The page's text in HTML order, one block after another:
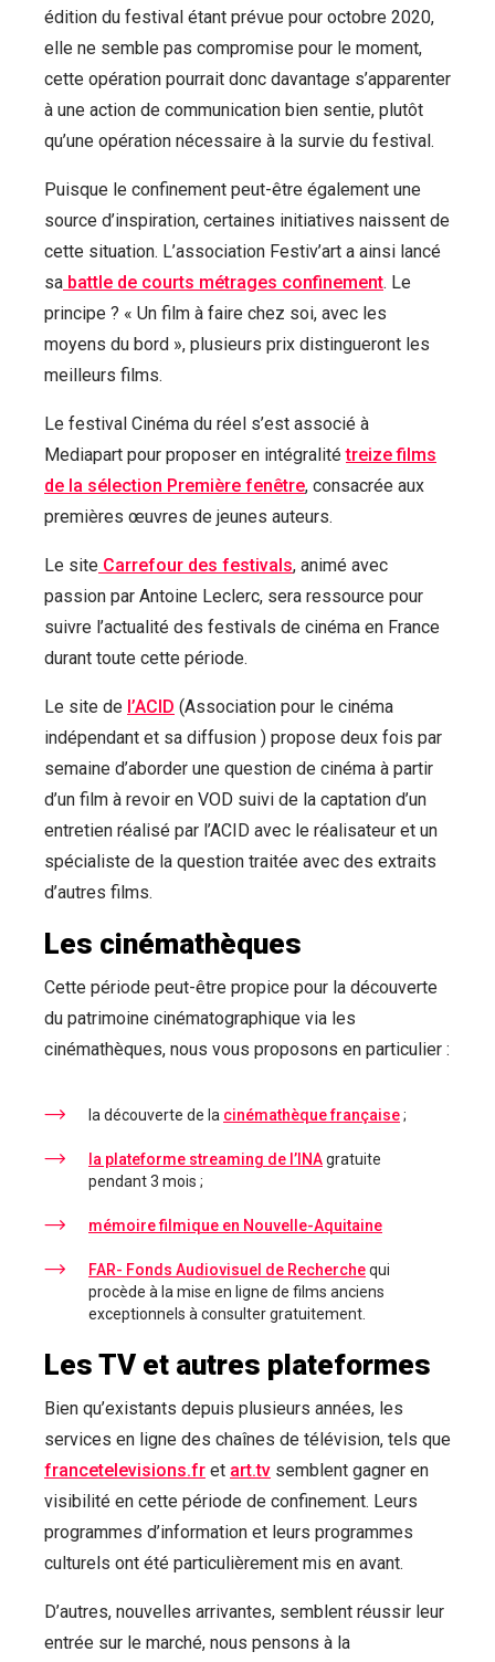
édition du festival étant prévue pour octobre 2020,
elle ne semble pas compromise pour le moment,
cette opération pourrait donc davantage s’apparenter
à une action de communication bien sentie, plutôt
qu’une opération nécessaire à la survie du festival.
Puisque le confinement peut-être également une
source d’inspiration, certaines initiatives naissent de
cette situation. L’association Festiv’art a ainsi lancé
sa battle de courts métrages confinement. Le
principe ? « Un film à faire chez soi, avec les
moyens du bord », plusieurs prix distingueront les
meilleurs films.
Le festival Cinéma du réel s’est associé à
Mediapart pour proposer en intégralitétreize films
de la sélection Première fenêtre, consacrée aux
premières œuvres de jeunes auteurs.
Le site Carrefour des festivals, animé avec
passion par Antoine Leclerc, sera ressource pour
suivre l’actualité des festivals de cinéma en France
durant toute cette période.
Le site de l’ACID (Association pour le cinéma
indépendant et sa diffusion ) propose deux fois par
semaine d’aborder une question de cinéma à partir
d’un film à revoir en VOD suivi de la captation d’un
entretien réalisé par l’ACID avec le réalisateur et un
spécialiste de la question traitée avec des extraits
d’autres films.
Les cinémathèques
Cette période peut-être propice pour la découverte
du patrimoine cinématographique via les
cinémathèques, nous vous proposons en particulier :
la découverte de la cinémathèque française;
la plateforme streaming de l’INAgratuite
pendant 3 mois ;
mémoire filmique en Nouvelle-Aquitaine
FAR- Fonds Audiovisuel de Recherchequi
procède à la mise en ligne de films anciens
exceptionnels à consulter gratuitement.
Les TV et autres plateformes
Bien qu’existants depuis plusieurs années, les
services en ligne des chaînes de télévision, tels que
francetelevisions.fr et art.tv semblent gagner en
visibilité en cette période de confinement. Leurs
programmes d’information et leurs programmes
culturels ont été particulièrement mis en avant.
D’autres, nouvelles arrivantes, semblent réussir leur
entrée sur le marché, nous pensons à la